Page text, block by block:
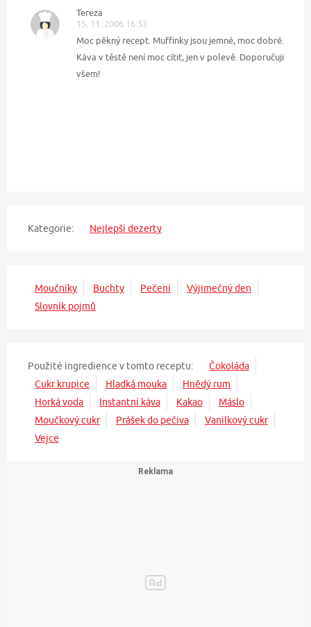
Tereza
15. 11. 2006 16:53
Moc pěkný recept. Muffinky jsou jemné, moc dobré.
Káva v těstě není moc cítit, jen v polevě. Doporučuji
všem!
Kategorie: Nejlepší dezerty
Moučníky Buchty Pečení
Výjimečný den
Slovník pojmů
Použité ingredience v tomto receptu:
Čokoláda
Cukr krupice
Hladká mouka
Hnědý rum
Horká voda
Instantní káva Kakao
Máslo
Moučkový cukr
Prášek do pečiva
Vanilkový cukr
Vejce